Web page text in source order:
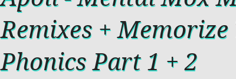
Remixes + Memorize
Phonics Part 1 + 2